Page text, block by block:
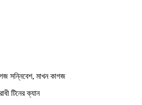
সন্নিবেশ, মাখন কাগজ